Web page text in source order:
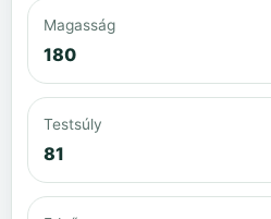
Magasság
180
Testsúly
81